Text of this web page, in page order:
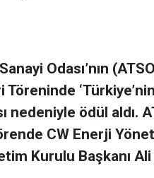
Odası’nın
Töreninde
nedeniyle ödül aldı.
CW Enerji
Kurulu Başkanı Ali